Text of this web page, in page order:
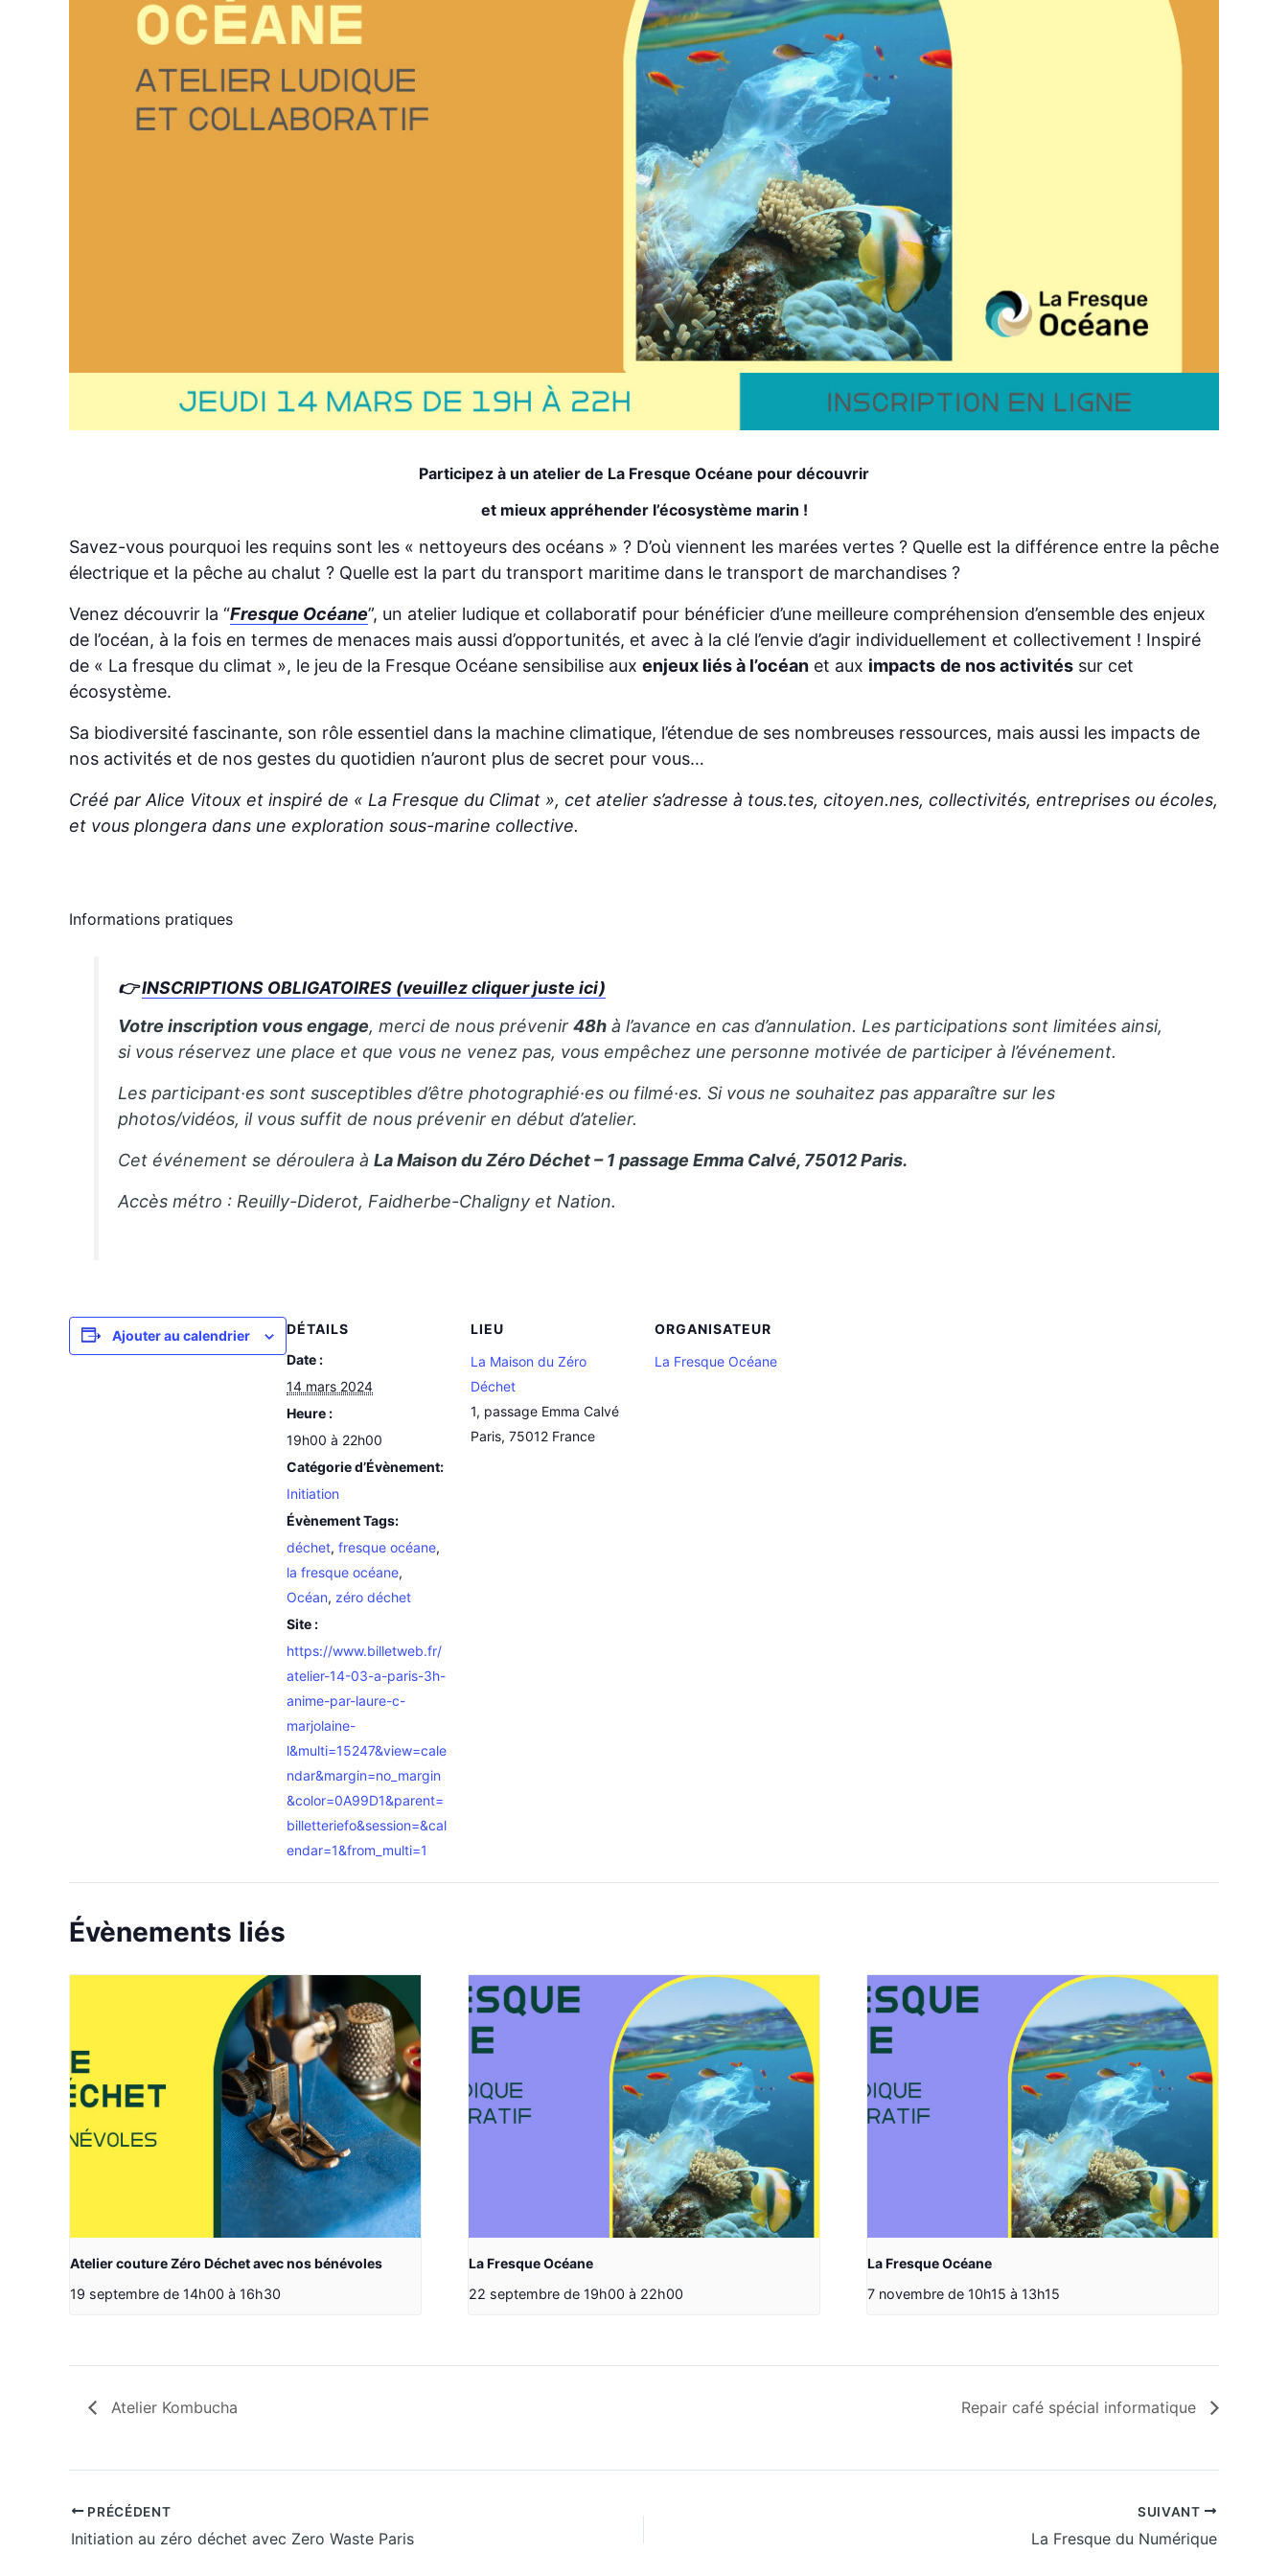
Participez à un atelier de La Fresque Océane pour découvrir
et mieux appréhender l’écosystème marin !
Savez-vous pourquoi les requins sont les « nettoyeurs des océans » ? D’où viennent les marées vertes ? Quelle est la différence entre la pêche
électrique et la pêche au chalut ? Quelle est la part du transport maritime dans le transport de marchandises ?
Venez découvrir la “Fresque Océane”, un atelier ludique et collaboratif pour bénéficier d’une meilleure compréhension d’ensemble des enjeux
de l’océan, à la fois en termes de menaces mais aussi d’opportunités, et avec à la clé l’envie d’agir individuellement et collectivement ! Inspiré
de « La fresque du climat », le jeu de la Fresque Océane sensibilise aux enjeux liés à l’océan et aux impacts de nos activités sur cet
écosystème.
Sa biodiversité fascinante, son rôle essentiel dans la machine climatique, l’étendue de ses nombreuses ressources, mais aussi les impacts de
nos activités et de nos gestes du quotidien n’auront plus de secret pour vous…
Créé par Alice Vitoux et inspiré de « La Fresque du Climat », cet atelier s’adresse à tous.tes, citoyen.nes, collectivités, entreprises ou écoles,
et vous plongera dans une exploration sous-marine collective.
Informations pratiques
👉INSCRIPTIONS OBLIGATOIRES (veuillez cliquer juste ici)
Votre inscription vous engage, merci de nous prévenir48h à l’avance en cas d’annulation. Les participations sont limitées ainsi,
si vous réservez une place et que vous ne venez pas, vous empêchez une personne motivée de participer à l’événement.
Les participant·es sont susceptibles d’être photographié·es ou filmé·es. Si vous ne souhaitez pas apparaître sur les
photos/vidéos, il vous suffit de nous prévenir en début d’atelier.
Cet événement se déroulera àLa Maison du Zéro Déchet – 1 passage Emma Calvé, 75012 Paris.
Accès métro : Reuilly-Diderot, Faidherbe-Chaligny et Nation.
Ajouter au calendrier
DÉTAILS
Date :
14 mars 2024
Heure :
19h00 à 22h00
Catégorie d’Évènement:
Initiation
Évènement Tags:
déchet, fresque océane,
la fresque océane,
Océan, zéro déchet
Site :
https://www.billetweb.fr/
atelier-14-03-a-paris-3h-
anime-par-laure-c-
marjolaine-
l&multi=15247&view=cale
ndar&margin=no_margin
&color=0A99D1&parent=
billetteriefo&session=&cal
endar=1&from_multi=1
LIEU
La Maison du Zéro
Déchet
1, passage Emma Calvé
Paris, 75012 France
ORGANISATEUR
La Fresque Océane
Évènements liés
Atelier couture Zéro Déchet avec nos bénévoles
19 septembre de 14h00 à 16h30
La Fresque Océane
22 septembre de 19h00 à 22h00
La Fresque Océane
7 novembre de 10h15 à 13h15
Atelier Kombucha Repair café spécial informatique
PRÉCÉDENT
Initiation au zéro déchet avec Zero Waste Paris
SUIVANT
La Fresque du Numérique